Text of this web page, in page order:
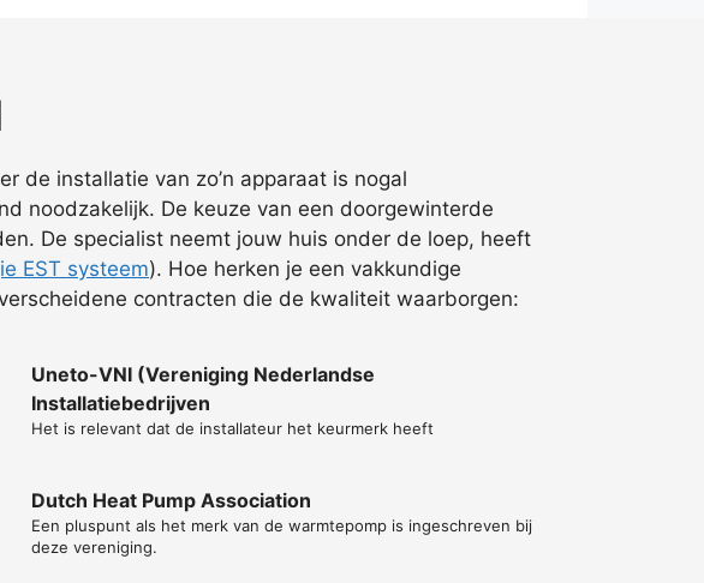
de installatie van zo’n apparaat is nogal
noodzakelijk. De keuze van een doorgewinterde
De specialist neemt jouw huis onder de loep, heeft
EST systeem). Hoe herken je een vakkundige
contracten die de kwaliteit waarborgen:
Uneto-VNI (Vereniging Nederlandse
Installatiebedrijven
Het is relevant dat de installateur het keurmerk heeft
Dutch Heat Pump Association
Een pluspunt als het merk van de warmtepomp is ingeschreven bij
deze vereniging.